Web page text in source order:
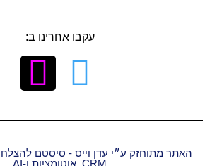
עדן וייס - סיסטם להצלחה | בניית אתרים,